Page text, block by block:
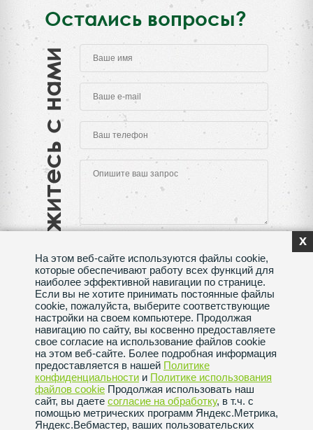
Остались вопросы?
Свяжитесь с нами
Нажимая на кнопку "Отправить", Вы даете согласие
на обработку своихперсональных данных
Сделано в веб-студииSeoMAX
Политика конфиденциальности
Пользовательское соглашение
x
На этом веб-сайте используются файлы cookie,
которые обеспечивают работу всех функций для
наиболее эффективной навигации по странице.
Если вы не хотите принимать постоянные файлы
cookie, пожалуйста, выберите соответствующие
настройки на своем компьютере. Продолжая
навигацию по сайту, вы косвенно предоставляете
свое согласие на использование файлов cookie
на этом веб-сайте. Более подробная информация
предоставляется в нашей Политике
конфиденциальности и Политике использования
файлов сookie Продолжая использовать наш
сайт, вы даете согласие на обработку, в т.ч. с
помощью метрических программ Яндекс.Метрика,
Яндекс.Вебмастер, ваших пользовательских